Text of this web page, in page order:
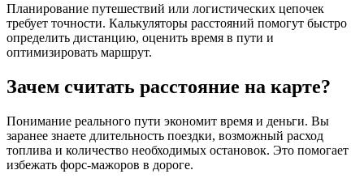
Планирование путешествий или логистических цепочек
требует точности. Калькуляторы расстояний помогут быстро
определить дистанцию, оценить время в пути и
оптимизировать маршрут.
Зачем считать расстояние на карте?
Понимание реального пути экономит время и деньги. Вы
заранее знаете длительность поездки, возможный расход
топлива и количество необходимых остановок. Это помогает
избежать форс-мажоров в дороге.